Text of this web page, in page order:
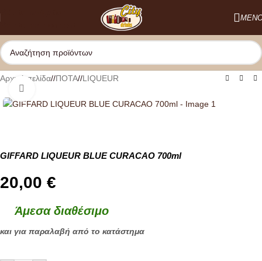
Αρχική σελίδα/ ΠΟΤΑ/ LIQUEUR
GIFFARD LIQUEUR BLUE CURACAO 700ml
20,00 €
Άμεσα διαθέσιμο
και για παραλαβή από το κατάστημα